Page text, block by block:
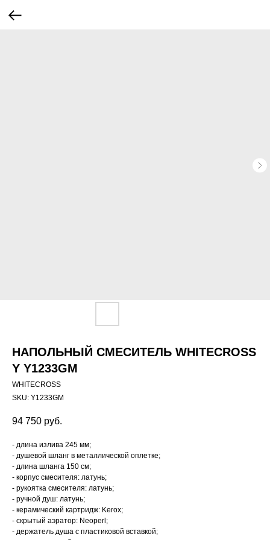
НАПОЛЬНЫЙ СМЕСИТЕЛЬ WHITECROSS
Y Y1233GM
WHITECROSS
SKU: Y1233GM
94 750 руб.
- длина излива 245 мм;
- душевой шланг в металлической оплетке;
- длина шланга 150 см;
- корпус смесителя: латунь;
- рукоятка смесителя: латунь;
- ручной душ: латунь;
- керамический картридж: Kerox;
- скрытый аэратор: Neoperl;
- держатель душа с пластиковой вставкой;